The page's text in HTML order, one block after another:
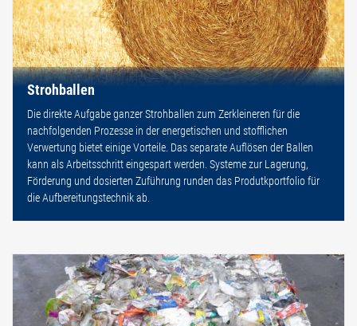
Strohballen
Die direkte Aufgabe ganzer Strohballen zum Zerkleineren für die
nachfolgenden Prozesse in der energetischen und stofflichen
Verwertung bietet einige Vorteile. Das separate Auflösen der Ballen
kann als Arbeitsschritt eingespart werden. Systeme zur Lagerung,
Förderung und dosierten Zuführung runden das Produtkportfolio für
die Aufbereitungstechnik ab.